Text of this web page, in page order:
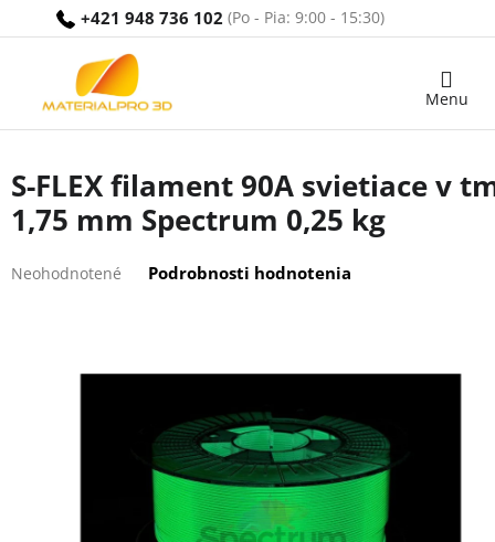
+421 948 736 102
Nákupný
S-FLEX filament 90A svietiace v
1,75 mm Spectrum 0,25 kg
hodnotenie
Neohodnotené Podrobnosti hodnotenia